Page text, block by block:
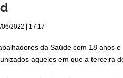
06/2022 | 17:17
da Saúde com 18 anos
aqueles em que a terceira